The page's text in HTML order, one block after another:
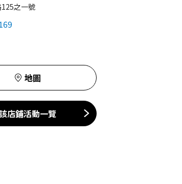
之一號
地圖
店鋪活動一覽